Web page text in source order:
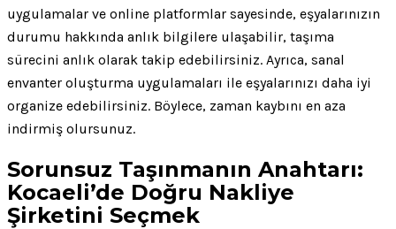
uygulamalar ve online platformlar sayesinde, eşyalarınızın
durumu hakkında anlık bilgilere ulaşabilir, taşıma
sürecini anlık olarak takip edebilirsiniz. Ayrıca, sanal
envanter oluşturma uygulamaları ile eşyalarınızı daha iyi
organize edebilirsiniz. Böylece, zaman kaybını en aza
indirmiş olursunuz.
Sorunsuz Taşınmanın Anahtarı:
Kocaeli’de Doğru Nakliye
Şirketini Seçmek